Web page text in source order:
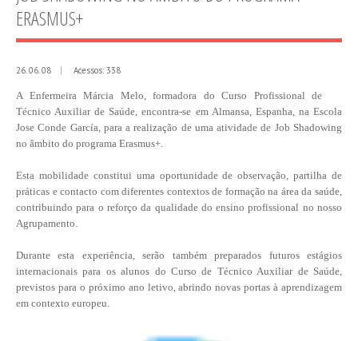
ERASMUS+
26. 06. 08 Acessos: 338
A Enfermeira Márcia Melo, formadora do Curso Profissional de
Técnico Auxiliar de Saúde, encontra-se em Almansa, Espanha, na Escola
Jose Conde García, para a realização de uma atividade de Job Shadowing
no âmbito do programa Erasmus+.
Esta mobilidade constitui uma oportunidade de observação, partilha de
práticas e contacto com diferentes contextos de formação na área da saúde,
contribuindo para o reforço da qualidade do ensino profissional no nosso
Agrupamento.
Durante esta experiência, serão também preparados futuros estágios
internacionais para os alunos do Curso de Técnico Auxiliar de Saúde,
previstos para o próximo ano letivo, abrindo novas portas à aprendizagem
em contexto europeu.